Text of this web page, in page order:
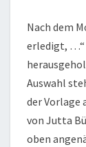
Nach dem
erledigt, …“
Auswahl
der Vorlage
von Jutta
oben